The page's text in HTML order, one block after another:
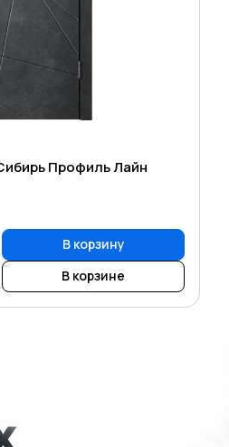
Профиль Лайн
В корзину
В корзине